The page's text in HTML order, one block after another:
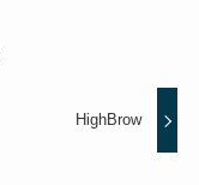
HighBrow